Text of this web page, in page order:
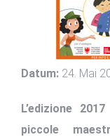
Datum: 24. Mai
L’edizione
piccole